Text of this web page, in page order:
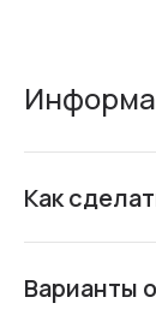
Как
Варианты